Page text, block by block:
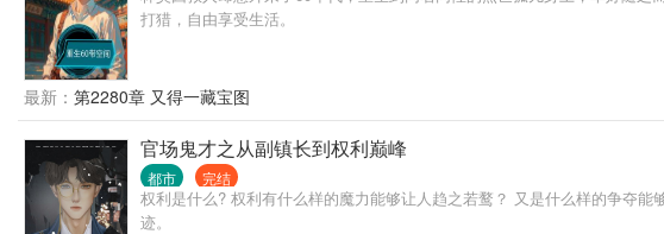
打猎，自由享受生活。
最新： 第2280章 又得一藏宝图
官场鬼才之从副镇长到权利巅峰
都市 完结
权利是什么? 权利有什么样的魔力能够让人趋之若鹜？ 又是什么样的争夺
迹。